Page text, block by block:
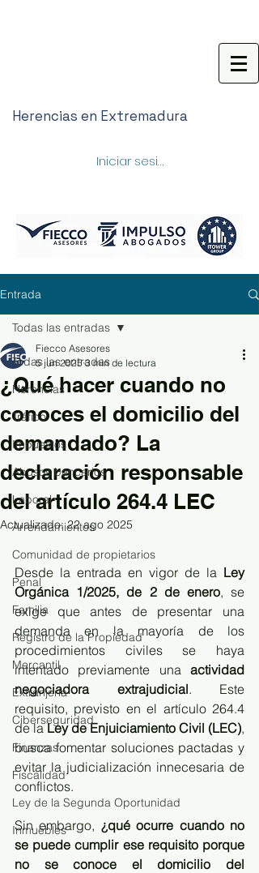
Herencias en Extremadura
Iniciar sesión
Entrada
Todas las entradas
Herencias
Tráfico
Impuestos
Abusos bancarios
Laboral
Arrendamientos
Comunidad de propietarios
Penal
Familia
Registro de la Propiedad
Mercantil
Extranjería
Ciberseguridad
Finanzas
Fiscalidad
Ley de la Segunda Oportunidad
Inmuebles
Todas las entradas
¿Qué hacer cuando no
conoces el domicilio del
demandado? La
declaración responsable
del artículo 264.4 LEC
Fiecco Asesores
5 jun 2025 3 min de lectura
Actualizado:22 ago 2025
Desde la entrada en vigor de la Ley
Orgánica 1/2025, de 2 de enero, se
exige que antes de presentar una
demanda en la mayoría de los
procedimientos civiles se haya
intentado previamente una actividad
negociadora extrajudicial. Este
requisito, previsto en el artículo 264.4
de la Ley de Enjuiciamiento Civil (LEC),
busca fomentar soluciones pactadas y
evitar la judicialización innecesaria de
conflictos.
Sin embargo, ¿qué ocurre cuando no
se puede cumplir ese requisito porque
no se conoce el domicilio del